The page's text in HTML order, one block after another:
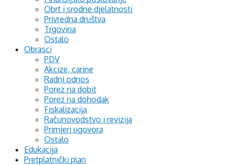
Obrt i srodne djelatnosti
Privredna društva
Trgovina
Ostalo
Obrasci
PDV
Akcize, carine
Radni odnos
Porez na dobit
Porez na dohodak
Fiskalizacija
Računovodstvo i revizija
Primjeri ugovora
Ostalo
Edukacija
Pretplatnički plan